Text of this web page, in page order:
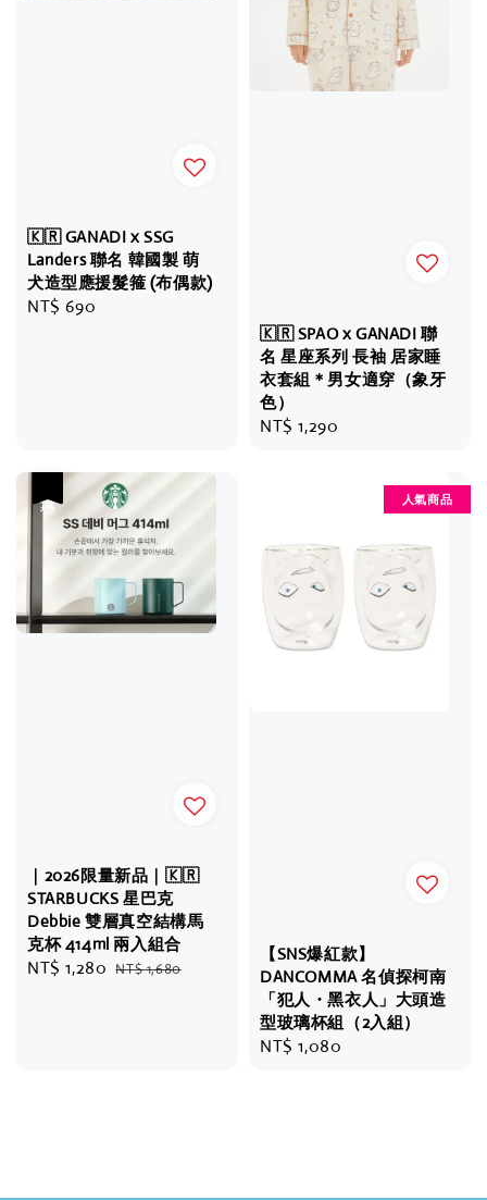
🇰🇷 GANADI x SSG
Landers 聯名 韓國製 萌
犬造型應援髮箍 (布偶款)
Regular
NT$ 690
🇰🇷 SPAO x GANADI 聯
名 星座系列 長袖 居家睡
衣套組＊男女適穿（象牙
色）
Regular
NT$ 1,290
｜2026限量新品｜🇰🇷
STARBUCKS 星巴克
Debbie 雙層真空結構馬
克杯 414ml 兩入組合
Sale
NT$ 1,280 Regular
NT$ 1,680
人氣商品
【SNS爆紅款】
DANCOMMA 名偵探柯南
「犯人・黑衣人」大頭造
型玻璃杯組（2入組）
Regular
NT$ 1,080